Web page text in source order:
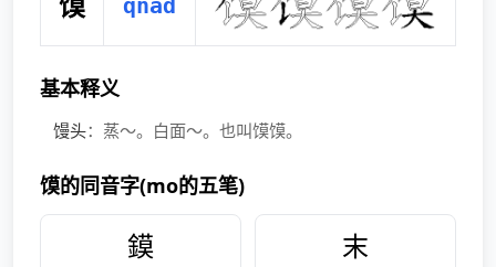
qnad
基本释义
馒头：蒸～。白面～。也叫馍馍。
馍的同音字(mo的五笔)
鏌 末